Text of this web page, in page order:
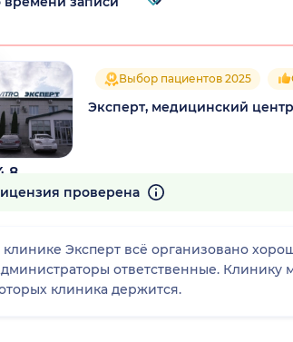
отзывов
Выбор пациентов 2025
Эксперт, медицинский центр
проверена
клинике Эксперт всё организовано
ответственные. Клинику
клиника держится.